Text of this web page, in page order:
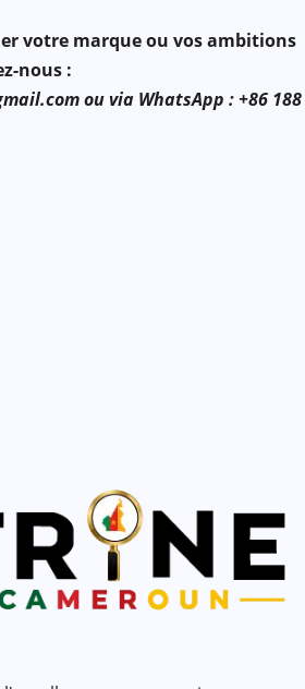
votre marque ou vos ambitions
nous :
ou via WhatsApp : +86 188